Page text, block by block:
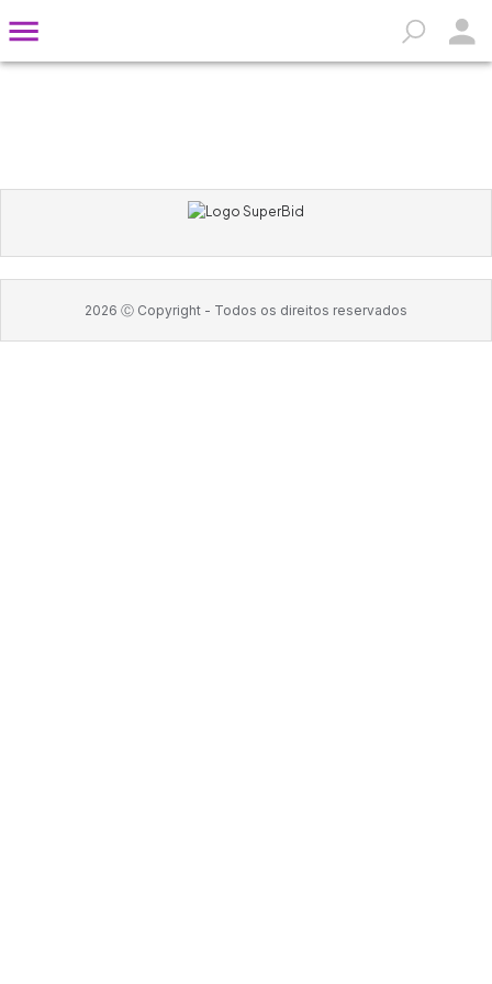
2026 Ⓒ Copyright - Todos os direitos reservados